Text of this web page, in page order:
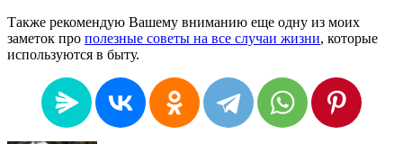
Также рекомендую Вашему вниманию еще одну из моих
заметок про полезные советы на все случаи жизни, которые
используются в быту.